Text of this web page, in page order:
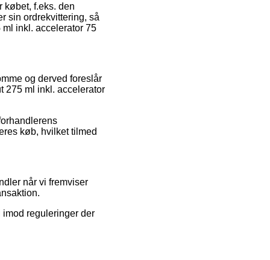
købet, f.eks. den
sin ordrekvittering, så
inkl. accelerator 75
og derved foreslår
275 ml inkl. accelerator
køb, hvilket tilmed
når vi fremviser
reguleringer der